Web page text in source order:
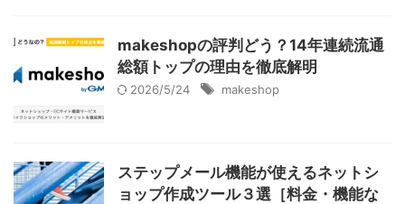
makeshopの評判どう？14年連続流通
総額トップの理由を徹底解明
2026/5/24 makeshop
ステップメール機能が使えるネットシ
ョップ作成ツール３選［料金・機能な